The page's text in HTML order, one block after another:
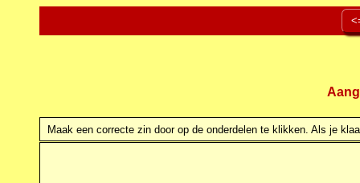
Maak een correcte zin door op de onderdelen te klikken. Als je